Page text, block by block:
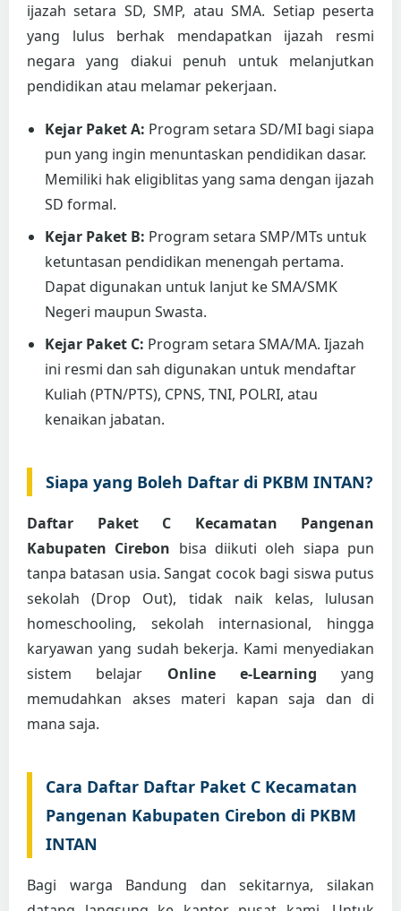
ijazah setara SD, SMP, atau SMA. Setiap peserta
yang lulus berhak mendapatkan ijazah resmi
negara yang diakui penuh untuk melanjutkan
pendidikan atau melamar pekerjaan.
Kejar Paket A: Program setara SD/MI bagi siapa
pun yang ingin menuntaskan pendidikan dasar.
Memiliki hak eligiblitas yang sama dengan ijazah
SD formal.
Kejar Paket B: Program setara SMP/MTs untuk
ketuntasan pendidikan menengah pertama.
Dapat digunakan untuk lanjut ke SMA/SMK
Negeri maupun Swasta.
Kejar Paket C: Program setara SMA/MA. Ijazah
ini resmi dan sah digunakan untuk mendaftar
Kuliah (PTN/PTS), CPNS, TNI, POLRI, atau
kenaikan jabatan.
Siapa yang Boleh Daftar di PKBM INTAN?
Daftar Paket C Kecamatan Pangenan
Kabupaten Cirebon bisa diikuti oleh siapa pun
tanpa batasan usia. Sangat cocok bagi siswa putus
sekolah (Drop Out), tidak naik kelas, lulusan
homeschooling, sekolah internasional, hingga
karyawan yang sudah bekerja. Kami menyediakan
sistem belajar Online e-Learning yang
memudahkan akses materi kapan saja dan di
mana saja.
Cara Daftar Daftar Paket C Kecamatan
Pangenan Kabupaten Cirebon di PKBM
INTAN
Bagi warga Bandung dan sekitarnya, silakan